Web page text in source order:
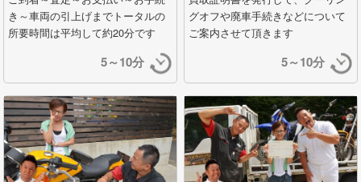
き～車両の引上げまでトータルの
所要時間は平均して約20分です
5～10分
グオフや廃車手続きなどについて
ご案内させて頂きます
5～10分